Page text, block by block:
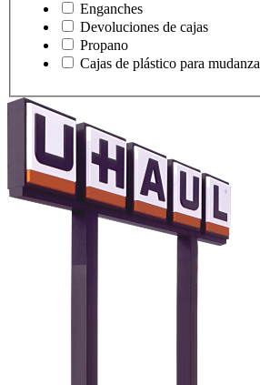
Enganches
Devoluciones de cajas
Propano
Cajas de plástico para mudanza